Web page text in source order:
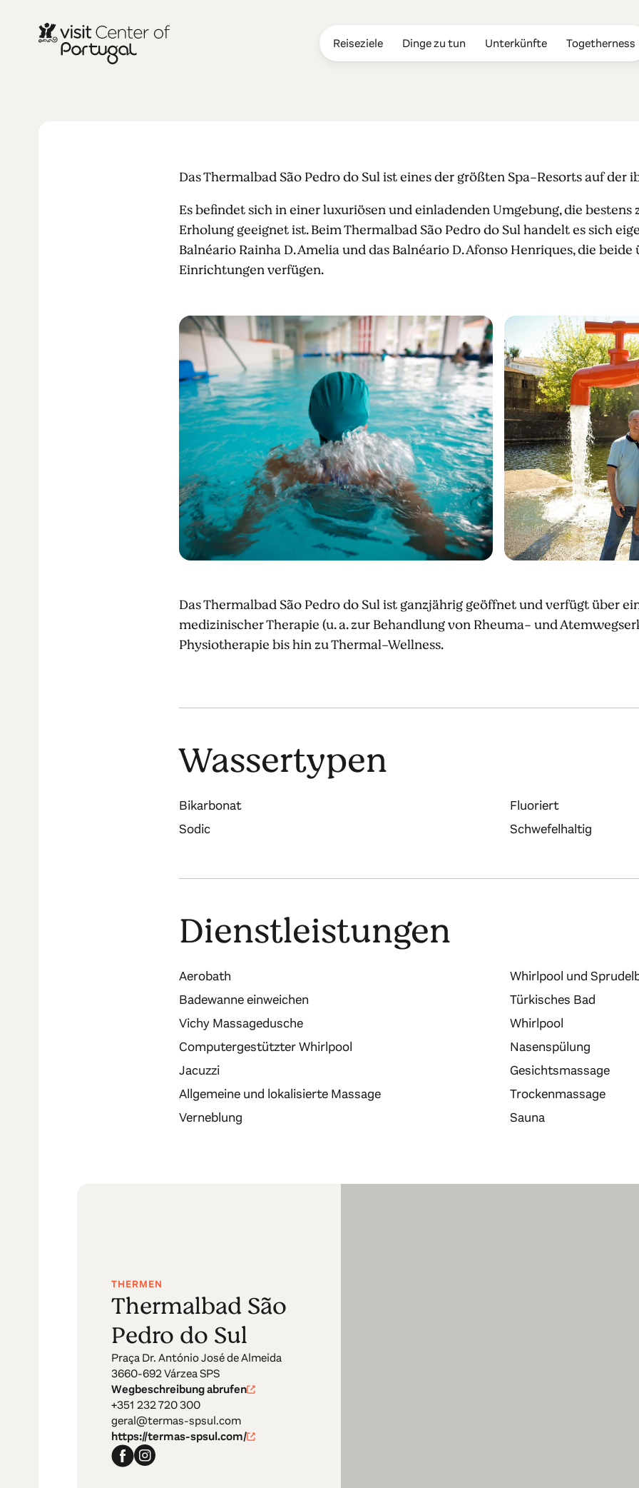
Reiseziele Dinge zu tun Unterkünfte Togetherness
Thermalbad São Pedro
Das Thermalbad São Pedro do Sul ist eines der größten Spa-Resorts auf der
Es befindet sich in einer luxuriösen und einladenden Umgebung, die bestens
Erholung geeignet ist. Beim Thermalbad São Pedro do Sul handelt es sich
Balnéario Rainha D. Amelia und das Balnéario D. Afonso Henriques, die
Einrichtungen verfügen.
Das Thermalbad São Pedro do Sul ist ganzjährig geöffnet und verfügt über
medizinischer Therapie (u. a. zur Behandlung von Rheuma- und
Physiotherapie bis hin zu Thermal-Wellness.
Wassertypen
Bikarbonat
Fluoriert
Sodic
Schwefelhaltig
Dienstleistungen
Aerobath
Whirlpool und
Badewanne einweichen
Türkisches Bad
Vichy Massagedusche
Whirlpool
Computergestützter Whirlpool
Nasenspülung
Jacuzzi
Gesichtsmassage
Allgemeine und lokalisierte Massage
Trockenmassage
Verneblung
Sauna
THERMEN
Thermalbad São
Pedro do Sul
Praça Dr. António José de Almeida
3660-692 Várzea SPS
Wegbeschreibung abrufen
+351 232 720 300
geral@termas-spsul.com
https://termas-spsul.com/